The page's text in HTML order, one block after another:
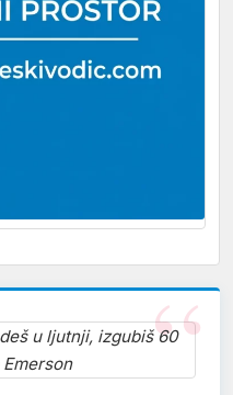
u ljutnji, izgubiš 60